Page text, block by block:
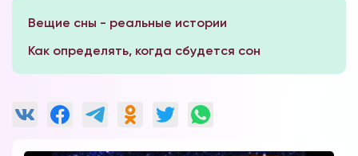
Вещие сны - реальные истории
Как определять, когда сбудется сон